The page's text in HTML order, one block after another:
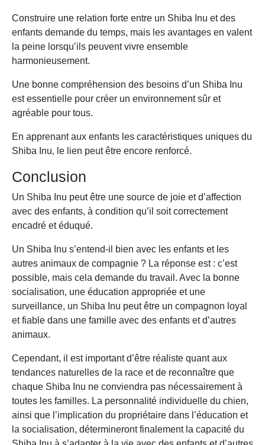
Construire une relation forte entre un Shiba Inu et des
enfants demande du temps, mais les avantages en valent
la peine lorsqu’ils peuvent vivre ensemble
harmonieusement.
Une bonne compréhension des besoins d’un Shiba Inu
est essentielle pour créer un environnement sûr et
agréable pour tous.
En apprenant aux enfants les caractéristiques uniques du
Shiba Inu, le lien peut être encore renforcé.
Conclusion
Un Shiba Inu peut être une source de joie et d’affection
avec des enfants, à condition qu’il soit correctement
encadré et éduqué.
Un Shiba Inu s’entend-il bien avec les enfants et les
autres animaux de compagnie ? La réponse est : c’est
possible, mais cela demande du travail. Avec la bonne
socialisation, une éducation appropriée et une
surveillance, un Shiba Inu peut être un compagnon loyal
et fiable dans une famille avec des enfants et d’autres
animaux.
Cependant, il est important d’être réaliste quant aux
tendances naturelles de la race et de reconnaître que
chaque Shiba Inu ne conviendra pas nécessairement à
toutes les familles. La personnalité individuelle du chien,
ainsi que l’implication du propriétaire dans l’éducation et
la socialisation, détermineront finalement la capacité du